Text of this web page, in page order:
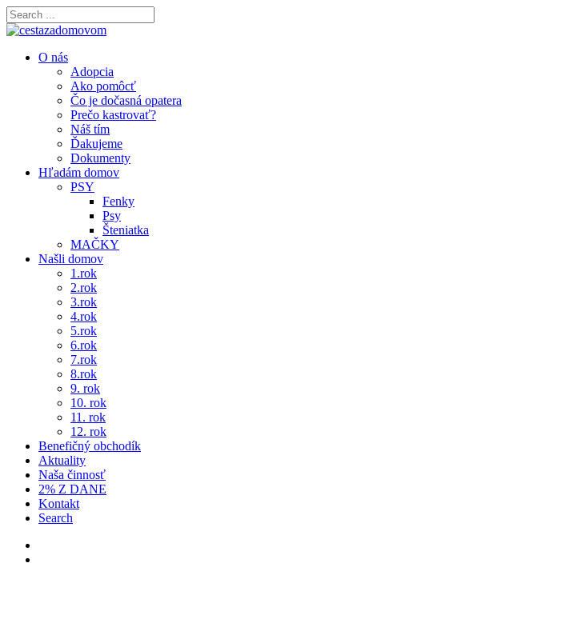
O nás
Adopcia
Ako pomôcť
Čo je dočasná opatera
Prečo kastrovať?
Náš tím
Ďakujeme
Dokumenty
Hľadám domov
PSY
Fenky
Psy
Šteniatka
MAČKY
Našli domov
1.rok
2.rok
3.rok
4.rok
5.rok
6.rok
7.rok
8.rok
9. rok
10. rok
11. rok
12. rok
Benefičný obchodík
Aktuality
Naša činnosť
2% Z DANE
Kontakt
Search